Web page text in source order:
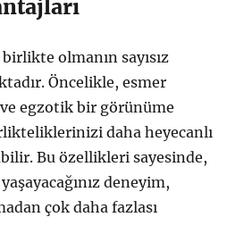
olmanın sayısız
Öncelikle, esmer
egzotik bir görünüme
daha heyecanlı
Bu özellikleri sayesinde,
deneyim,
çok daha fazlası